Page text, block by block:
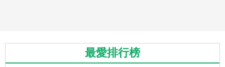
最愛排行榜